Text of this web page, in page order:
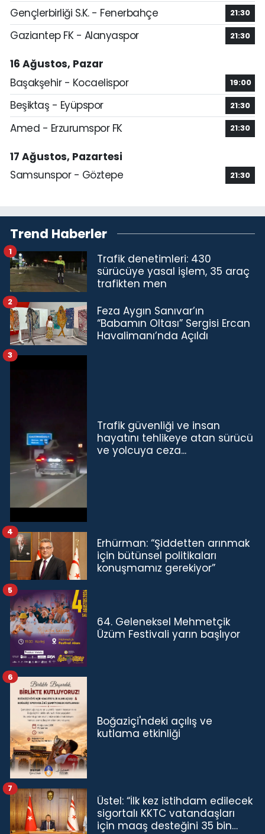
Gençlerbirliği S.K. - Fenerbahçe 21:30
Gaziantep FK - Alanyaspor 21:30
16 Ağustos, Pazar
Başakşehir - Kocaelispor
19:00
Beşiktaş - Eyüpspor 21:30
Amed - Erzurumspor FK 21:30
17 Ağustos, Pazartesi
Samsunspor - Göztepe
21:30
Trend Haberler
Trafik denetimleri: 430
sürücüye yasal işlem, 35 araç
trafikten men
1
Feza Aygın Sanıvar’ın
“Babamın Oltası” Sergisi Ercan
Havalimanı’nda Açıldı
2
Trafik güvenliği ve insan
hayatını tehlikeye atan sürücü
ve yolcuya ceza...
3
Erhürman: “Şiddetten arınmak
için bütünsel politikaları
konuşmamız gerekiyor”
4
64. Geleneksel Mehmetçik
Üzüm Festivali yarın başlıyor
5
Boğaziçi'ndeki açılış ve
kutlama etkinliği
6
Üstel: “İlk kez istihdam edilecek
sigortalı KKTC vatandaşları
için maaş desteğini 35 bin
7